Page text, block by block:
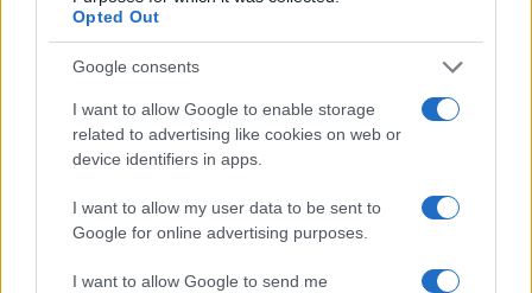
Opted Out
Google consents
I want to allow Google to enable storage
related to advertising like cookies on web or
device identifiers in apps.
I want to allow my user data to be sent to
Google for online advertising purposes.
I want to allow Google to send me
mondiale nel corso della propria esistenza. Sia
anche detto che delle guerre antiche o moderne
sappiamo davvero tanto e che addirittura una
guerra in corso si vede oggi dai satelliti e si
ascolta in diretta dai media. Tutto ciò dovrebbe
spingere a maggiore prudenza i troppi che,
semplicisticamente, accomunano l’attuale
pandemia ad una guerra. Sono fenomeni talmente
diversi e non assimilabili da richiedere una